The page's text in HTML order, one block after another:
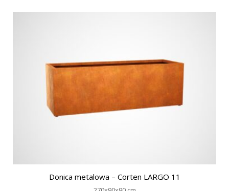
Donica metalowa – Corten LARGO 11